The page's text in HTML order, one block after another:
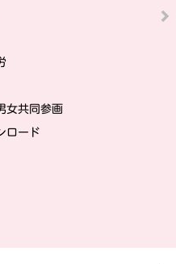
女共同参画
ロード